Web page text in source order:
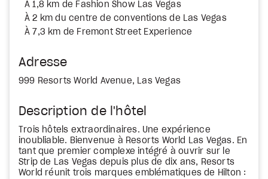
À 1,8 km de Fashion Show Las Vegas
À 2 km du centre de conventions de Las Vegas
À 7,3 km de Fremont Street Experience
Adresse
999 Resorts World Avenue, Las Vegas
Description de l'hôtel
Trois hôtels extraordinaires. Une expérience
inoubliable. Bienvenue à Resorts World Las Vegas. En
tant que premier complexe intégré à ouvrir sur le
Strip de Las Vegas depuis plus de dix ans, Resorts
World réunit trois marques emblématiques de Hilton :